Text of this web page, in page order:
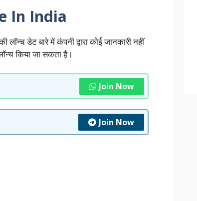
In India
डेट बारे में कंपनी द्वारा कोई जानकारी नहीं
किया जा सकता है।
Join Now
Join Now